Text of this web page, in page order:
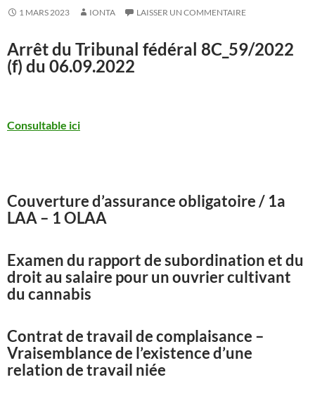
1 MARS 2023 IONTA LAISSER UN COMMENTAIRE
Arrêt du Tribunal fédéral 8C_59/2022
(f) du 06.09.2022
Consultable ici
Couverture d’assurance obligatoire / 1a
LAA – 1 OLAA
Examen du rapport de subordination et du
droit au salaire pour un ouvrier cultivant
du cannabis
Contrat de travail de complaisance –
Vraisemblance de l’existence d’une
relation de travail niée